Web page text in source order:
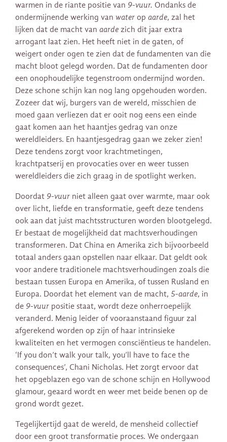
warmen in de riante positie van 9-vuur. Ondanks de
ondermijnende werking van water op aarde, zal het
lijken dat de macht van aarde zich dit jaar extra
arrogant laat zien. Het heeft niet in de gaten, of
weigert onder ogen te zien dat de fundamenten van die
macht bloot gelegd worden. Dat de fundamenten door
een onophoudelijke tegenstroom ondermijnd worden.
Deze schone schijn kan nog lang opgehouden worden.
Zozeer dat wij, burgers van de wereld, misschien de
moed gaan verliezen dat er ooit nog eens een einde
gaat komen aan het haantjes gedrag van onze
wereldleiders. En haantjesgedrag gaan we zeker zien!
Deze tendens zorgt voor krachtmetingen,
krachtpatserij en provocaties over en weer tussen
wereldleiders die zich graag in de spotlight werken.
Doordat 9-vuur niet alleen gaat over warmte, maar ook
over licht, liefde en transformatie, geeft deze tendens
ook aan dat juist machtsstructuren worden blootgelegd.
Er bestaat de mogelijkheid dat machtsverhoudingen
transformeren. Dat China en Amerika zich bijvoorbeeld
totaal anders gaan opstellen naar elkaar. Dat geldt ook
voor andere traditionele machtsverhoudingen zoals die
bestaan tussen Europa en Amerika, of tussen Rusland en
Europa. Doordat het element van de macht, 5-aarde, in
de 9-vuur positie staat, wordt deze onherroepelijk
veranderd. Menig leider of vooraanstaand figuur zal
afgerekend worden op zijn of haar intrinsieke
kwaliteiten en het vermogen consciëntieus te handelen.
‘If you don’t walk your talk, you’ll have to face the
consequences’, Chani Nicholas. Het zorgt ervoor dat
het opgeblazen ego van de schone schijn en Hollywood
glamour, geaard wordt en weer met beide benen op de
grond wordt gezet.
Tegelijkertijd gaat de wereld, de mensheid collectief
door een groot transformatie proces. We ondergaan